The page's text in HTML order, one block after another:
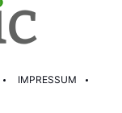
IMPRESSUM